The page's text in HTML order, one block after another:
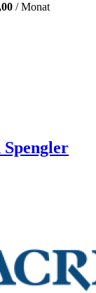
/ Monat